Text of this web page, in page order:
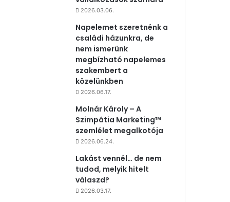
2026.03.06.
Napelemet szeretnénk a
családi házunkra, de
nem ismerünk
megbízható napelemes
szakembert a
közelünkben
2026.06.17.
Molnár Károly – A
Szimpátia Marketing™
szemlélet megalkotója
2026.06.24.
Lakást vennél… de nem
tudod, melyik hitelt
válaszd?
2026.03.17.